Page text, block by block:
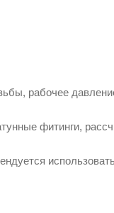
рабочее
фитинги,